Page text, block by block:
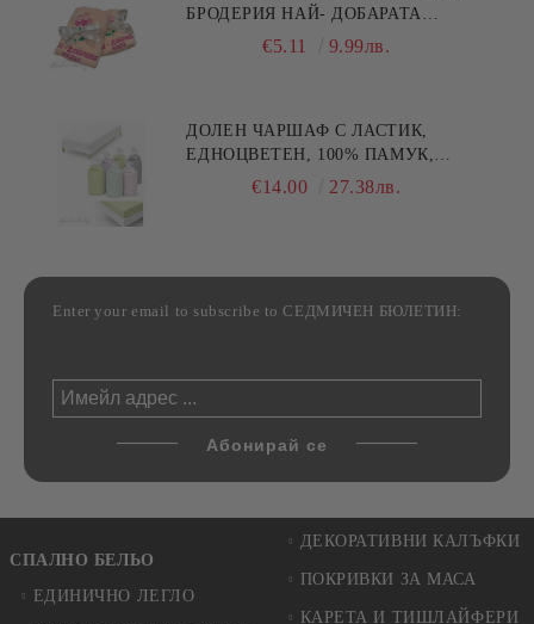
БРОДЕРИЯ НАЙ- ДОБАРАТА
МАЙКА/БАБА , РАЗМЕР:
€5.11 9.99лв.
ДОЛЕН ЧАРШАФ С ЛАСТИК,
ЕДНОЦВЕТЕН, 100% ПАМУК,
РАЗЛИЧНИ РАЗМЕРИ
€14.00 27.38лв.
Enter your email to subscribe to СЕДМИЧЕН БЮЛЕТИН:
СПАЛНО БЕЛЬО
ЕДИНИЧНО ЛЕГЛО
ДЕКОРАТИВНИ КАЛЪФКИ
ПОКРИВКИ ЗА МАСА
КАРЕТА И ТИШЛАЙФЕРИ